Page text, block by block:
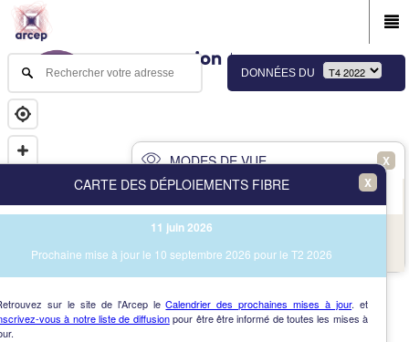
DONNÉES DU
MODES DE VUE X
Vue des immeubles et des communes
X
CARTE DES DÉPLOIEMENTS FIBRE
11 juin 2026
Prochaine mise à jour le 10 septembre 2026 pour le T2 2026
sur le site de l'Arcep leCalendrier des prochaines mises à jour. et
vous à notre liste de diffusionpour être être informé de toutes les mises à
NAV